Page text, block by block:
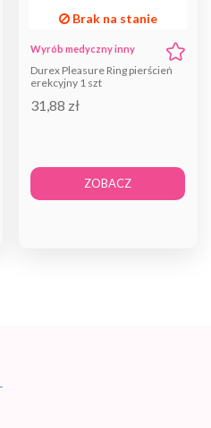
Brak na stanie
Wyrób medyczny inny
Durex Pleasure Ring pierścień
erekcyjny 1 szt
31,88 zł
ZOBACZ